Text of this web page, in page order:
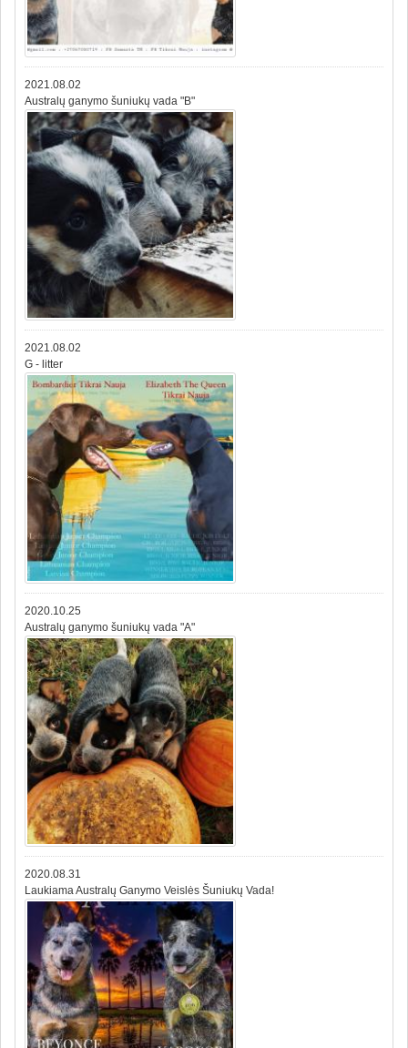
2021.08.02
Australų ganymo šuniukų vada "B"
2021.08.02
G - litter
2020.10.25
Australų ganymo šuniukų vada "A"
2020.08.31
Laukiama Australų Ganymo Veislės Šuniukų Vada!